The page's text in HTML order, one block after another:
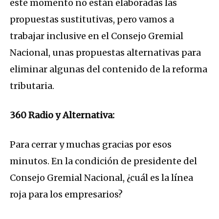
este momento no están elaboradas las
propuestas sustitutivas, pero vamos a
trabajar inclusive en el Consejo Gremial
Nacional, unas propuestas alternativas para
eliminar algunas del contenido de la reforma
tributaria.
360 Radio y Alternativa:
Para cerrar y muchas gracias por esos
minutos. En la condición de presidente del
Consejo Gremial Nacional, ¿cuál es la línea
roja para los empresarios?